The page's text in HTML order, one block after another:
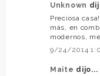
Unknown
Preciosa
más, en
modernos,
9/24/2014
Maite dijo...